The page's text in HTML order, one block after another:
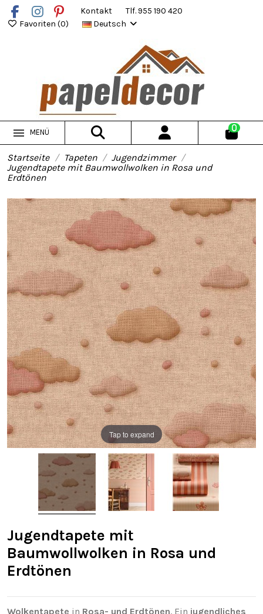
Kontakt
Tlf. 955 190 420
Favoriten (0) Deutsch
MENÜ 0
Startseite Tapeten
Jugendzimmer
Jugendtapete mit Baumwollwolken in Rosa und
Erdtönen
Tap to expand
Jugendtapete mit
Baumwollwolken in Rosa und
Erdtönen
Wolkentapete in Rosa- und Erdtönen. Ein jugendliches